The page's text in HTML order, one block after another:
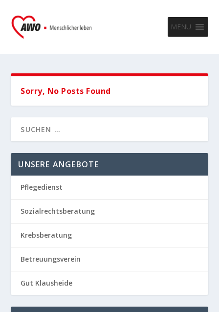
MENU
Sorry, No Posts Found
UNSERE ANGEBOTE
Pflegedienst
Sozialrechtsberatung
Krebsberatung
Betreuungsverein
Gut Klausheide